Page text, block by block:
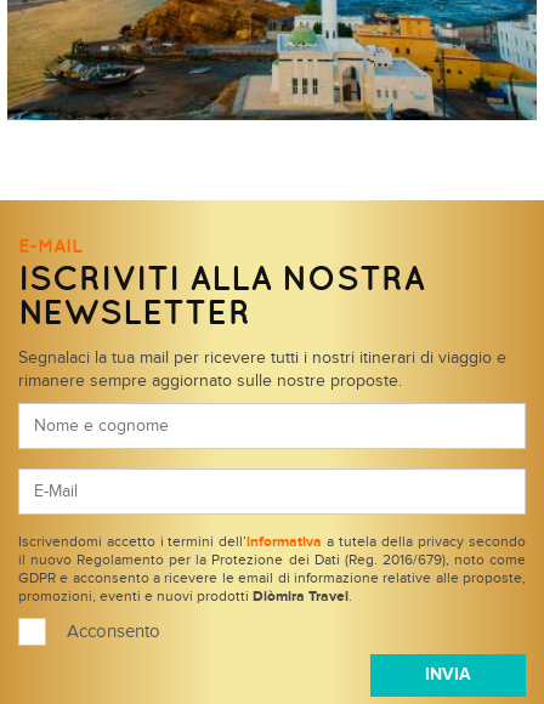
E-MAIL
ISCRIVITI ALLA NOSTRA
NEWSLETTER
Segnalaci la tua mail per ricevere tutti i nostri itinerari di viaggio e
rimanere sempre aggiornato sulle nostre proposte.
Iscrivendomi accetto i termini dell’ informativa a tutela della privacy secondo
il nuovo Regolamento per la Protezione dei Dati (Reg. 2016/679), noto come
GDPR e acconsento a ricevere le email di informazione relative alle proposte,
promozioni, eventi e nuovi prodotti Diòmira Travel .
Acconsento